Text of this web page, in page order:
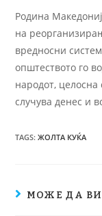
Родина
на
вредносни
општеството го
народот,
случува денес и
TAGS:ЖОЛТА КУЌА
МОЖЕ ДА